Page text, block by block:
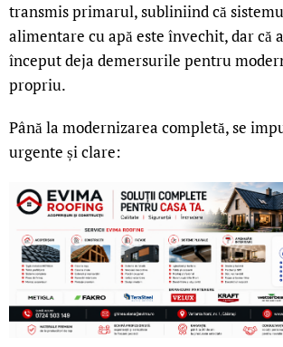
transmis primarul, subliniind că
alimentare cu apă este învechit, dar că
început deja demersurile pentru
propriu.
Până la modernizarea completă, se
urgente și clare: